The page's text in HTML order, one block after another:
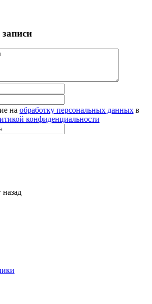
на обработку персональных данных в
конфиденциальности
назад